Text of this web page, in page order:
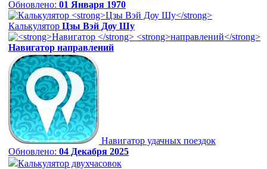
Обновлено: 01 Января 1970
Калькулятор Цзы Вэй Доу Шу
Навигатор направлений
Навигатор удачных поездок
Обновлено: 04 Декабря 2025
Калькулятор двухчасовок